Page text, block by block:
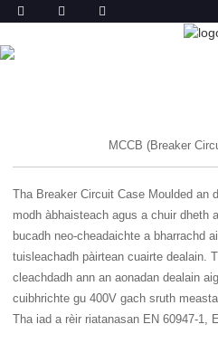
MCCB (Breaker
Tha Breaker Circuit Case Moulded an
modh àbhaisteach agus a chuir dheth
bucadh neo-cheadaichte a bharrachd
tuisleachadh pàirtean cuairte dealain.
cleachdadh ann an aonadan dealain
cuibhrichte gu 400V gach sruth
Tha iad a rèir riatanasan EN 60947-1,